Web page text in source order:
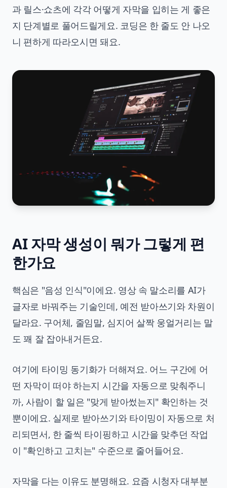
과 릴스·쇼츠에 각각 어떻게 자막을 입히는 게 좋은
지 단계별로 풀어드릴게요. 코딩은 한 줄도 안 나오
니 편하게 따라오시면 돼요.
AI 자막 생성이 뭐가 그렇게 편
한가요
핵심은 "음성 인식"이에요. 영상 속 말소리를 AI가
글자로 바꿔주는 기술인데, 예전 받아쓰기와 차원이
달라요. 구어체, 줄임말, 심지어 살짝 웅얼거리는 말
도 꽤 잘 잡아내거든요.
여기에 타이밍 동기화가 더해져요. 어느 구간에 어
떤 자막이 떠야 하는지 시간을 자동으로 맞춰주니
까, 사람이 할 일은 "맞게 받아썼는지" 확인하는 것
뿐이에요. 실제로 받아쓰기와 타이밍이 자동으로 처
리되면서, 한 줄씩 타이핑하고 시간을 맞추던 작업
이 "확인하고 고치는" 수준으로 줄어들어요.
자막을 다는 이유도 분명해요. 요즘 시청자 대부분